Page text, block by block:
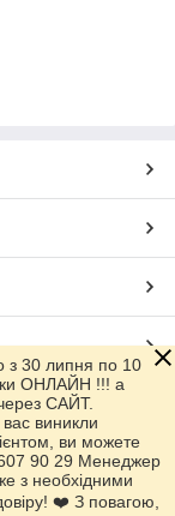
з 30 липня по 10
ОНЛАЙН !!! а
САЙТ.
виникли
ви можете
90 29 Менеджер
з необхідними
❤️ З повагою,